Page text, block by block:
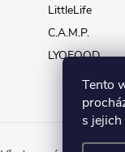
Tento
s
LittleLife
C.A.M.P.
LYOFOOD